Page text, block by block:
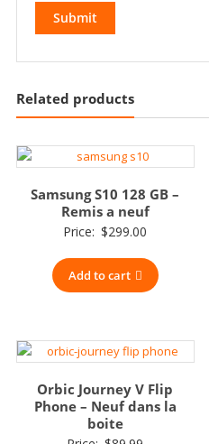
Related products
Samsung S10 128 GB –
Remis a neuf
Price: $299.00
Add to cart
Orbic Journey V Flip
Phone – Neuf dans la
boite